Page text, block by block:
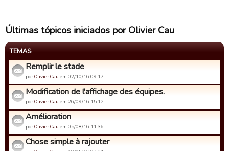
Últimas tópicos iniciados por Olivier Cau
TEMAS
Remplir le stade
porOlivier Cau em 02/10/16 09:17
Modification de l'affichage des équipes.
porOlivier Cau em 26/09/16 15:12
Amélioration
porOlivier Cau em 05/08/16 11:36
Chose simple à rajouter